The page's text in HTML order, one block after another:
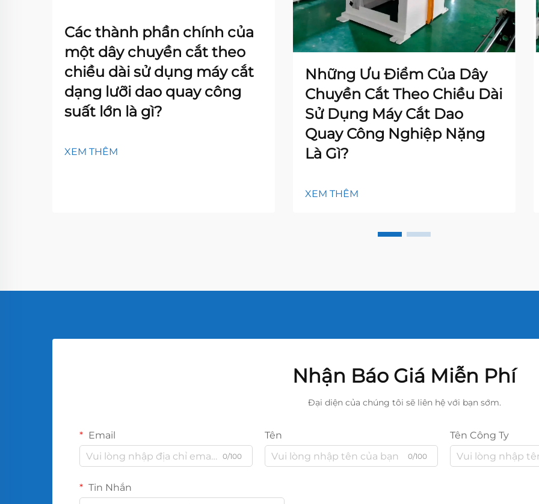
Các thành phần chính của
một dây chuyền cắt theo
chiều dài sử dụng máy cắt
dạng lưỡi dao quay công
suất lớn là gì?
XEM THÊM
Những Ưu Điểm Của Dây
Chuyền Cắt Theo Chiều Dài
Sử Dụng Máy Cắt Dao
Quay Công Nghiệp Nặng
Là Gì?
XEM THÊM
Nhận Báo Giá Miễn Phí
Đại diện của chúng tôi sẽ liên hệ với bạn sớm.
Email
0/100
Tên
0/100
Tên Công Ty
Tin Nhắn